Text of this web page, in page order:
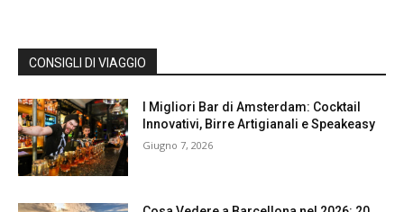
CONSIGLI DI VIAGGIO
I Migliori Bar di Amsterdam: Cocktail
Innovativi, Birre Artigianali e Speakeasy
Giugno 7, 2026